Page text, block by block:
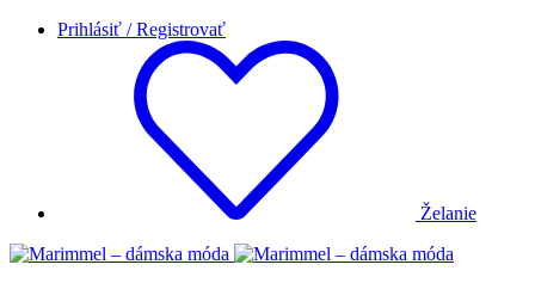
Prihlásiť / Registrovať
Želanie